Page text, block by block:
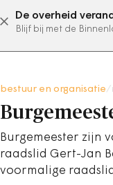
De overheid
Blijf bij met de
bestuur en organisatie
Burgemeester zijn
raadslid Gert-Jan
voormalige